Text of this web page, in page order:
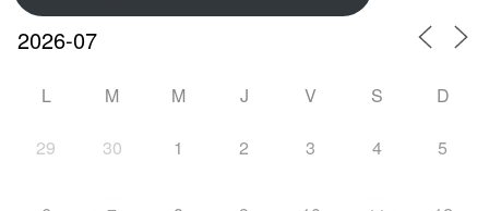
L M M J V S D
29 30 1 2 3 4 5